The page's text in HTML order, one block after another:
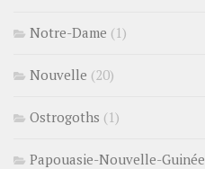
Notre-Dame (1)
Nouvelle (20)
Ostrogoths (1)
Papouasie-Nouvelle-Guinée